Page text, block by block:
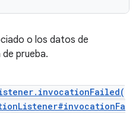
o los datos de
prueba.